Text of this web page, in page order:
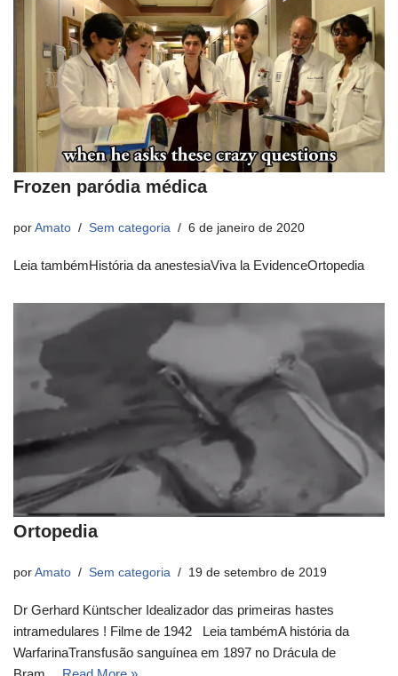
Frozen paródia médica
por Amato Sem categoria 6 de janeiro de 2020
Leia tambémHistória da anestesiaViva la EvidenceOrtopedia
Ortopedia
por Amato Sem categoria 19 de setembro de 2019
Dr Gerhard Küntscher Idealizador das primeiras hastes
intramedulares ! Filme de 1942 Leia tambémA história da
WarfarinaTransfusão sanguínea em 1897 no Drácula de